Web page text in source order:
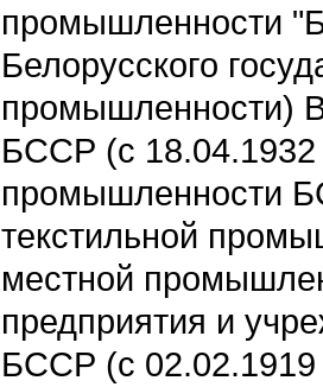
промышленности
Белорусского
промышленности)
БССР (с 18.04.1932
промышленности
текстильной
местной
предприятия и
БССР (с